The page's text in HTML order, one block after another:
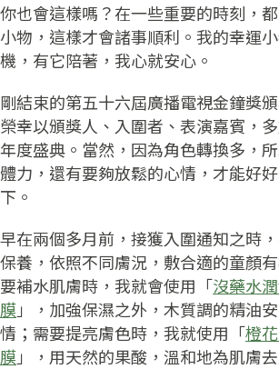
你也會這樣嗎？在一些重要的時刻，
小物，這樣才會諸事順利。我的幸運
機，有它陪著，我心就安心。
剛結束的第五十六屆廣播電視金鐘獎
榮幸以頒獎人、入圍者、表演嘉賓，
年度盛典。當然，因為角色轉換多，
體力，還有要夠放鬆的心情，才能好
下。
早在兩個多月前，接獲入圍通知之時
保養，依照不同膚況，敷合適的童顏
要補水肌膚時，我就會使用「沒藥水
膜」，加強保濕之外，木質調的精油
情；需要提亮膚色時，我就使用「橙
膜」，用天然的果酸，溫和地為肌膚